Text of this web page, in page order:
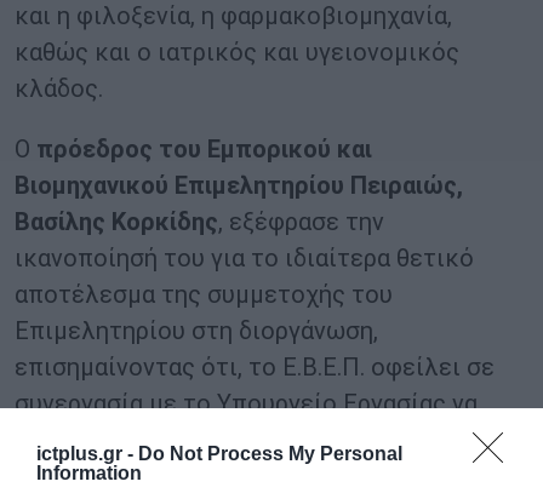
ictplus.gr - Do Not Process My Personal
Information
και η φιλοξενία, η φαρμακοβιομηχανία,
καθώς και ο ιατρικός και υγειονομικός
κλάδος.
Ο πρόεδρος του Εμπορικού και
Βιομηχανικού Επιμελητηρίου Πειραιώς,
Βασίλης Κορκίδης, εξέφρασε την
ικανοποίησή του για το ιδιαίτερα θετικό
αποτέλεσμα της συμμετοχής του
Επιμελητηρίου στη διοργάνωση,
επισημαίνοντας ότι, το Ε.Β.Ε.Π. οφείλει σε
συνεργασία με το Υπουργείο Εργασίας να
ενισχύσει τη διασύνδεση Ελλήνων του
εξωτερικού με την ελληνική